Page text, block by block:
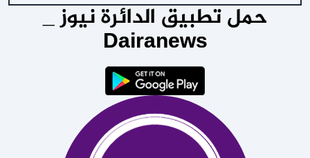
حمل تطبيق الدائرة نيوز _
Dairanews